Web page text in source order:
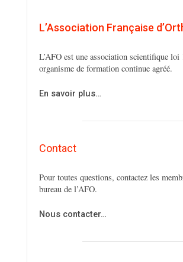
L’Association Française
L’AFO est une association scientifique loi
organisme de formation continue agréé.
En savoir plus…
Contact
Pour toutes questions, contactez les
bureau de l’AFO.
Nous contacter…